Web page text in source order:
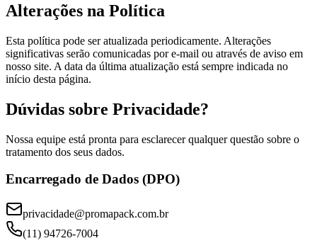
Alterações na Política
Esta política pode ser atualizada periodicamente. Alterações
significativas serão comunicadas por e-mail ou através de aviso em
nosso site. A data da última atualização está sempre indicada no
início desta página.
Dúvidas sobre Privacidade?
Nossa equipe está pronta para esclarecer qualquer questão sobre o
tratamento dos seus dados.
Encarregado de Dados (DPO)
privacidade@promapack.com.br
(11) 94726-7004